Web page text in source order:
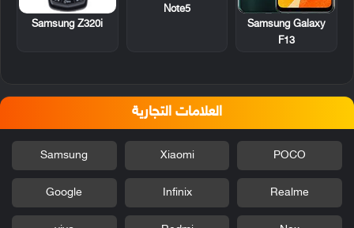
Samsung Galaxy
F13
Note5
Samsung Z320i
العلامات التجارية
POCO
Xiaomi
Samsung
Realme
Infinix
Google